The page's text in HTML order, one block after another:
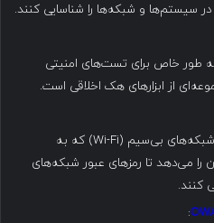
سیستم‌ها و شبکه‌ها را شناسایی کنند.
طور خاص برای تست‌های امنیتی
از ابزارهای هک اخلاقی است.
ابزاری برای تست امنیت شبکه‌های بی‌سیم (Wi-Fi) که به
را می‌دهد تا رمزهای عبور شبکه‌های
کنند.
: